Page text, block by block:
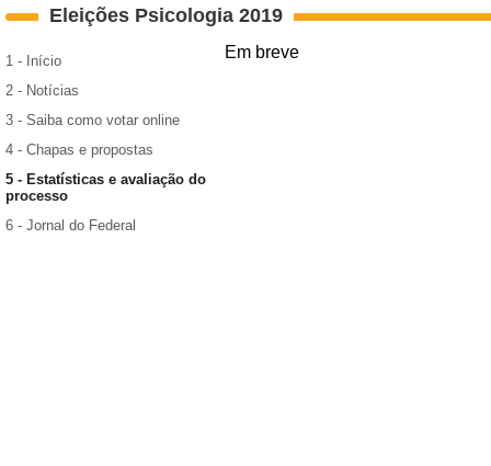
Eleições Psicologia 2019
1 - Início
2 - Notícias
3 - Saiba como votar online
4 - Chapas e propostas
5 - Estatísticas e avaliação do
processo
6 - Jornal do Federal
Em breve